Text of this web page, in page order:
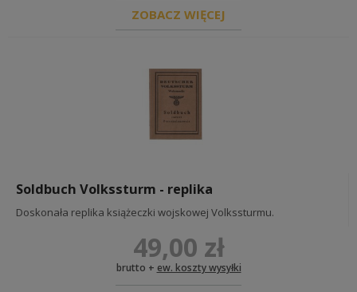
ZOBACZ WIĘCEJ
Soldbuch Volkssturm - replika
Doskonała replika książeczki wojskowej Volkssturmu.
49,00 zł
brutto + ew. koszty wysyłki